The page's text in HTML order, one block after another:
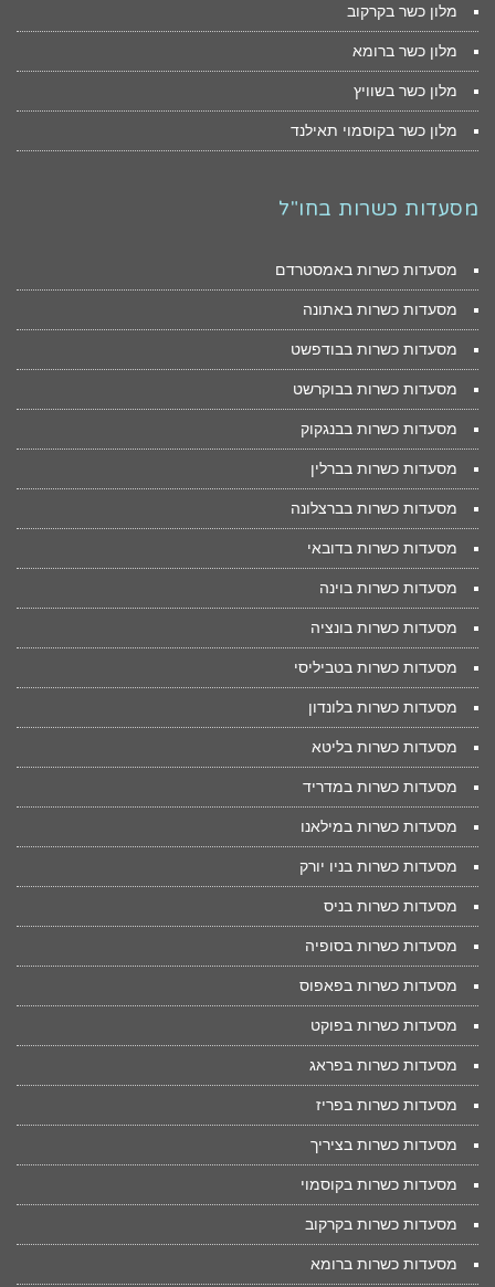
מלון כשר בקרקוב
מלון כשר ברומא
מלון כשר בשוויץ
מלון כשר בקוסמוי תאילנד
מסעדות כשרות בחו"ל
מסעדות כשרות באמסטרדם
מסעדות כשרות באתונה
מסעדות כשרות בבודפשט
מסעדות כשרות בבוקרשט
מסעדות כשרות בבנגקוק
מסעדות כשרות בברלין
מסעדות כשרות בברצלונה
מסעדות כשרות בדובאי
מסעדות כשרות בוינה
מסעדות כשרות בונציה
מסעדות כשרות בטביליסי
מסעדות כשרות בלונדון
מסעדות כשרות בליטא
מסעדות כשרות במדריד
מסעדות כשרות במילאנו
מסעדות כשרות בניו יורק
מסעדות כשרות בניס
מסעדות כשרות בסופיה
מסעדות כשרות בפאפוס
מסעדות כשרות בפוקט
מסעדות כשרות בפראג
מסעדות כשרות בפריז
מסעדות כשרות בציריך
מסעדות כשרות בקוסמוי
מסעדות כשרות בקרקוב
מסעדות כשרות ברומא